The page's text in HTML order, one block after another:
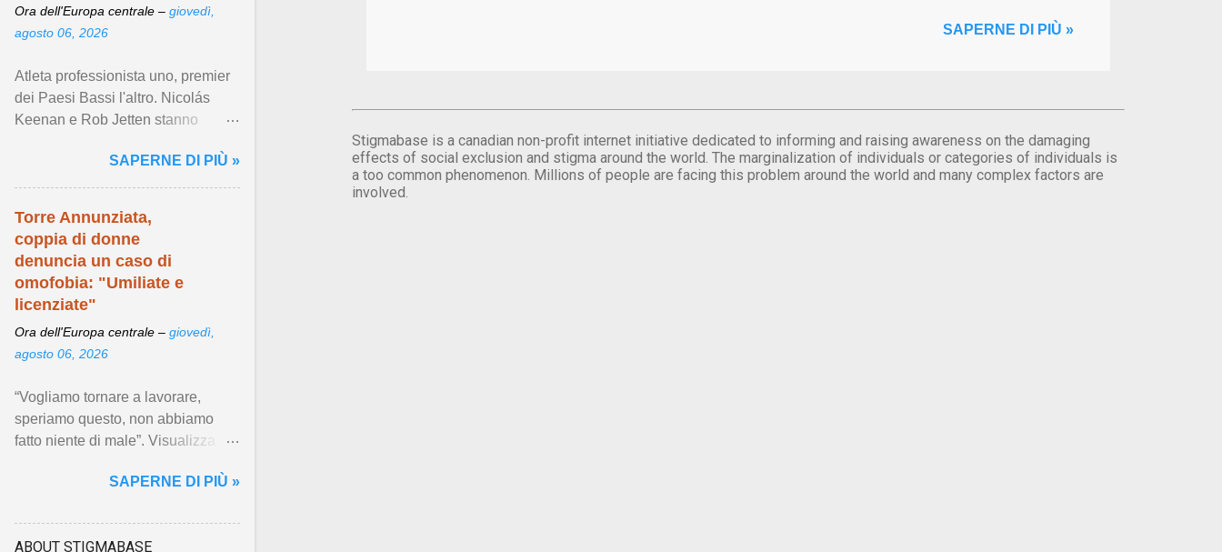
SAPERNE DI PIÙ »
Stigmabase is a canadian non-profit internet initiative dedicated to informing and raising awareness on the damaging
effects of social exclusion and stigma around the world. The marginalization of individuals or categories of individuals is
a too common phenomenon. Millions of people are facing this problem around the world and many complex factors are
involved.
Ora dell'Europa centrale – giovedì,
agosto 06, 2026
Atleta professionista uno, premier
dei Paesi Bassi l'altro. Nicolás
Keenan e Rob Jetten stanno
visibilità LGBTQIA+. Visualizza
articolo ...
SAPERNE DI PIÙ »
Torre Annunziata,
coppia di donne
denuncia un caso di
omofobia: "Umiliate e
licenziate"
Ora dell'Europa centrale – giovedì,
agosto 06, 2026
“Vogliamo tornare a lavorare,
speriamo questo, non abbiamo
fatto niente di male”. Visualizza
SAPERNE DI PIÙ »
ABOUT STIGMABASE